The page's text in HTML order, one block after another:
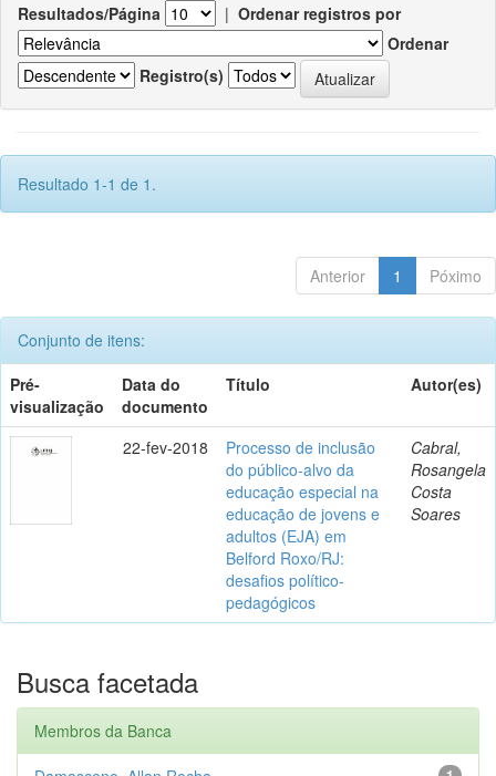
Resultados/Página | Ordenar registros por
Ordenar
Registro(s)
Resultado 1-1 de 1.
Anterior 1 Póximo
Conjunto de itens:
Pré-
visualização
Data do
documento
Título Autor(es)
22-fev-2018
Processo de inclusão
do público-alvo da
educação especial na
educação de jovens e
adultos (EJA) em
Belford Roxo/RJ:
desafios político-
pedagógicos
Cabral,
Rosangela
Costa
Soares
Busca facetada
Membros da Banca